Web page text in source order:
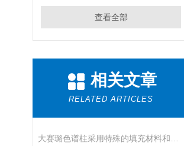
查看全部
相关文章
RELATED ARTICLES